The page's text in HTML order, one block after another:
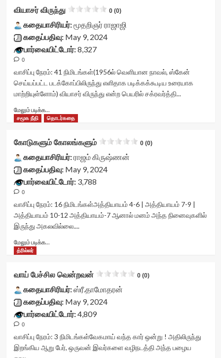
readonly-
rater-
7352a43477166'
data-
rating='0'
rater-
starsize='16'
data-
rater-
data-
rater-
data-
readonly-
attribute='true'
>
</div>
class='yasr-
stars-
title-
average'>0
</span>
நல்ல
மனசுக்காரர்கள்!
<div
class="yasr-
vv-
stars-
container">
<div
class='yasr-
stars-
yasr-
id='yasr-
visitor-
readonly-
rater-
data-
rating='0'
data-
rater-
data-
rater-
readonly='true'
data-
readonly-
</div>
<span
வியாசர் விருந்து 0 (0)
கதையாசிரியர்:மூதறிஞர் ராஜாஜி
கதைப்பதிவு:May 9, 2024
பார்வையிட்டோர்:8,327
0
வாசிப்பு நேரம்: 41 நிமிடங்கள்(1956ல் வெளியான நாவல், ஸ்கேன்
செய்யப்பட்ட படக்கோப்பிலிருந்து எளிதாக படிக்கக்கூடிய உரையாக
மாற்றியுள்ளோம்) வியாசர் விருந்து என்ற பெயரில் சக்ரவர்த்தி...
மேலும் படிக்க...
more
வியாசர்
விருந்து<div
class="yasr-
vv-
stars-
title-
<div
class='yasr-
stars-
title
visitor-
votes-
rater-
a14e6c47c2536'
rating='0'
data-
rater-
சமூக நீதி தொடர்கதை
கோடுகளும் கோலங்களும் 0 (0)
கதையாசிரியர்:ராஜம் கிருஷ்ணன்
கதைப்பதிவு:May 9, 2024
பார்வையிட்டோர்:3,788
0
வாசிப்பு நேரம்: 16 நிமிடங்கள்அத்தியாயம் 4-6 | அத்தியாயம் 7-9 |
அத்தியாயம் 10-12 அத்தியாயம்-7 ஆனால் மனம் அந்த நினைவுகளில்
இருந்து அகலவில்லை....
மேலும் படிக்க...
கோடுகளும்
கோலங்களும்<div
class="yasr-
vv-
stars-
title-
<div
class='yasr-
stars-
த்ரில்லர்
வாய் பேச்சில வென்றவன் 0 (0)
கதையாசிரியர்:ஸ்ரீ.தாமோதரன்
கதைப்பதிவு:May 9, 2024
பார்வையிட்டோர்:4,809
0
வாசிப்பு நேரம்: 3 நிமிடங்கள்வேகமாய் வந்த கார் ஒன்று ! அதிலிருந்து
இறங்கிய ஆறு பேர், ஒருவன் இவர்களை வழிநடத்தி அந்த பழைய